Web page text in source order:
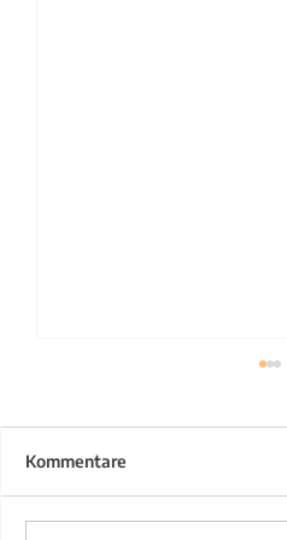
Kommentare